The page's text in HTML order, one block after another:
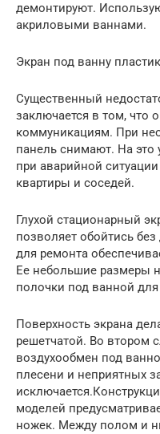
демонтируют.
акриловыми ваннами.
Экран под ванну
Существенный
заключается в том, что
коммуникациям. При
панель снимают. На это
при аварийной
квартиры и соседей.
Глухой стационарный
позволяет обойтись
для ремонта
Ее небольшие размеры
полочки под ванной
Поверхность экрана
решетчатой. Во втором
воздухообмен под
плесени и неприятных
моделей
ножек. Между полом и